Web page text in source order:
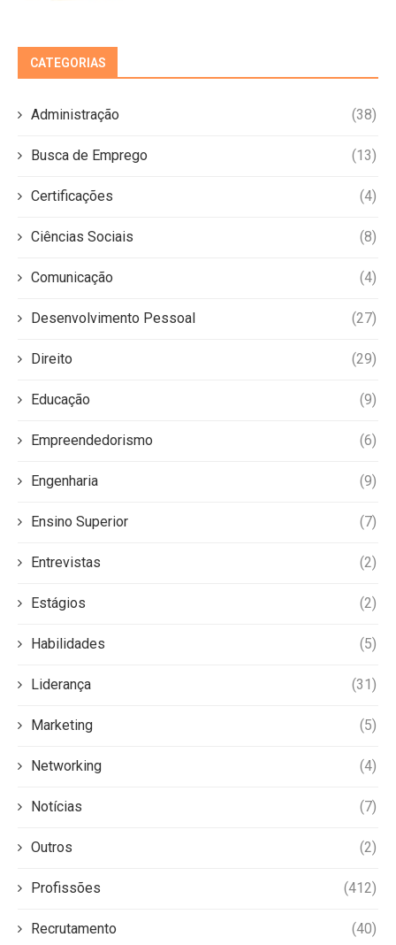
CATEGORIAS
Administração (38)
Busca de Emprego (13)
Certificações (4)
Ciências Sociais (8)
Comunicação (4)
Desenvolvimento Pessoal (27)
Direito (29)
Educação (9)
Empreendedorismo (6)
Engenharia (9)
Ensino Superior (7)
Entrevistas (2)
Estágios (2)
Habilidades (5)
Liderança (31)
Marketing (5)
Networking (4)
Notícias (7)
Outros (2)
Profissões (412)
Recrutamento (40)